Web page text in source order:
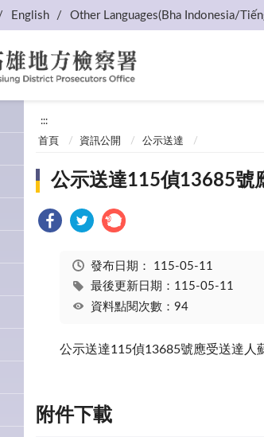
English Other Languages(Bha Indonesia/
:::
首頁 資訊公開 公示送達
公示送達115偵13685號
發布日期： 115-05-11
最後更新日期：115-05-11
資料點閱次數：94
公示送達115偵13685號應受送達人
附件下載